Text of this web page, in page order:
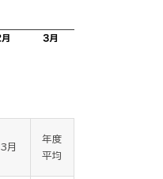
3月
年度
平均